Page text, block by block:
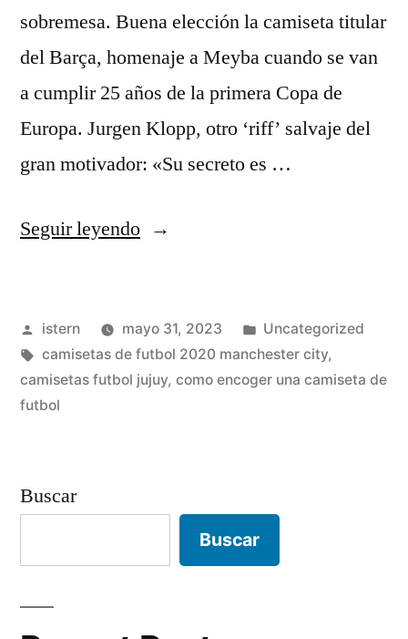
sobremesa. Buena elección la camiseta titular
del Barça, homenaje a Meyba cuando se van
a cumplir 25 años de la primera Copa de
Europa. Jurgen Klopp, otro ‘riff’ salvaje del
gran motivador: «Su secreto es …
Seguir leyendo«equipaciones
Publicado
por
istern mayo 31, 2023
Publicado
en
Uncategorized
Etiquetas:
camisetas de futbol 2020 manchester city,
camisetas futbol jujuy, como encoger una camiseta de
futbol
Buscar
Buscar